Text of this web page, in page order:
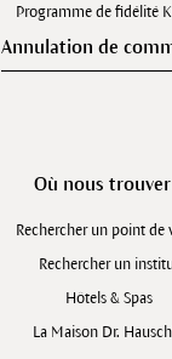
Programme de fidélité
Annulation de
Où nous trouver
Rechercher un point de
Rechercher un
Hôtels & Spas
La Maison Dr.